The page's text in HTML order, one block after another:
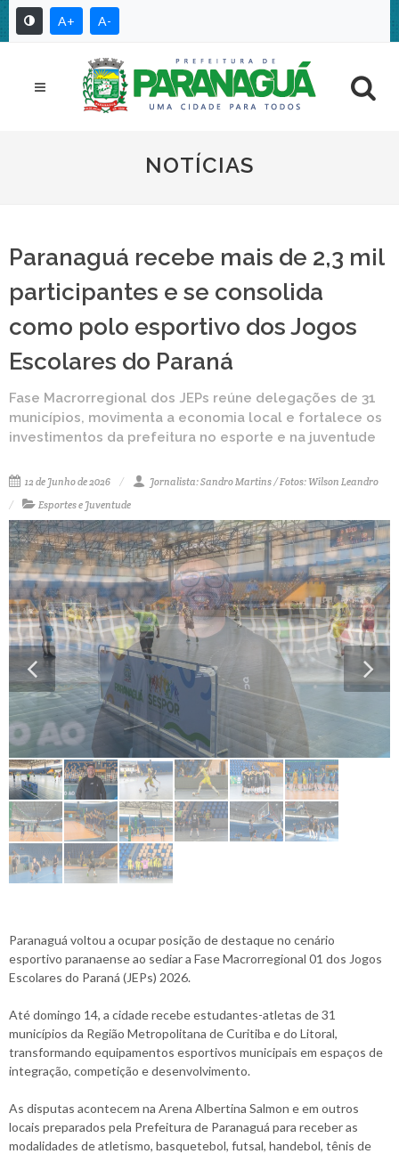
A+ A-
NOTÍCIAS
Paranaguá recebe mais de 2,3 mil
participantes e se consolida
como polo esportivo dos Jogos
Escolares do Paraná
Fase Macrorregional dos JEPs reúne delegações de 31
municípios, movimenta a economia local e fortalece os
investimentos da prefeitura no esporte e na juventude
12 de Junho de 2026
Jornalista: Sandro Martins / Fotos: Wilson Leandro
Esportes e Juventude
Paranaguá voltou a ocupar posição de destaque no cenário
esportivo paranaense ao sediar a Fase Macrorregional 01 dos Jogos
Escolares do Paraná (JEPs) 2026.
Até domingo 14, a cidade recebe estudantes-atletas de 31
municípios da Região Metropolitana de Curitiba e do Litoral,
transformando equipamentos esportivos municipais em espaços de
integração, competição e desenvolvimento.
As disputas acontecem na Arena Albertina Salmon e em outros
locais preparados pela Prefeitura de Paranaguá para receber as
modalidades de atletismo, basquetebol, futsal, handebol, tênis de